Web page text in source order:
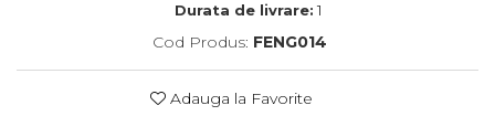
Cadouri pentru iubit
Cadouri pentru iubita
Durata de livrare: 1
Cod Produs: FENG014
Adauga la Favorite